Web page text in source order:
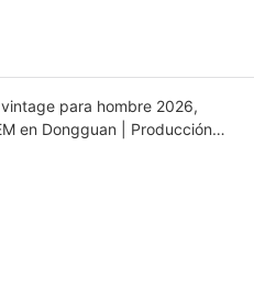
para hombre 2026,
en Dongguan | Producción